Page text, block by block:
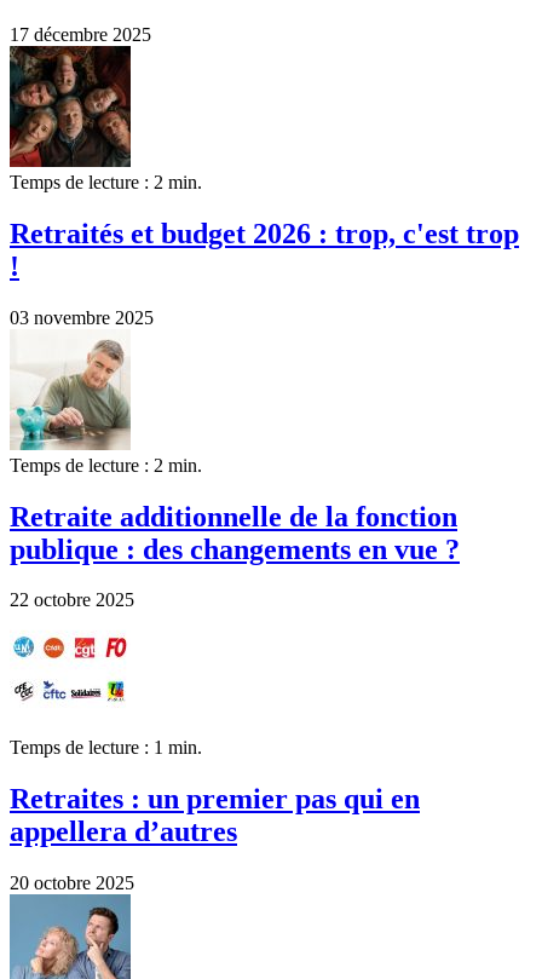
17 décembre 2025
Temps de lecture : 2 min.
Retraités et budget 2026 : trop, c'est trop
!
03 novembre 2025
Temps de lecture : 2 min.
Retraite additionnelle de la fonction
publique : des changements en vue ?
22 octobre 2025
Temps de lecture : 1 min.
Retraites : un premier pas qui en
appellera d’autres
20 octobre 2025